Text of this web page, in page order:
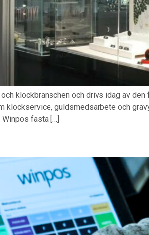
klockbranschen och drivs idag av
guldsmedsarbete och
fasta […]